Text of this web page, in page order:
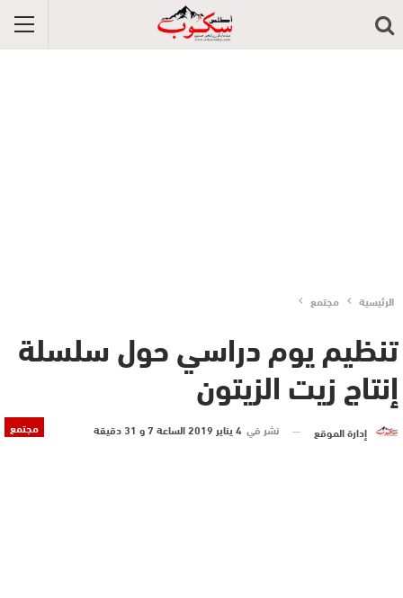
الرئيسية مجتمع
تنظيم يوم دراسي حول سلسلة
إنتاج زيت الزيتون
مجتمع إدارة الموقع نشر في 4 يناير 2019 الساعة 7 و 31 دقيقة